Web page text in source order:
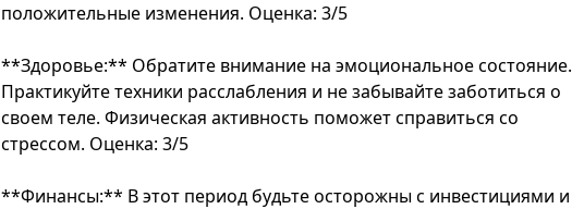
положительные изменения. Оценка: 3/5
**Здоровье:** Обратите внимание на эмоциональное состояние.
Практикуйте техники расслабления и не забывайте заботиться о
своем теле. Физическая активность поможет справиться со
стрессом. Оценка: 3/5
**Финансы:** В этот период будьте осторожны с инвестициями и